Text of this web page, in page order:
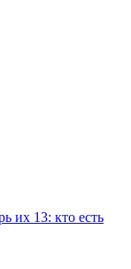
их 13: кто есть